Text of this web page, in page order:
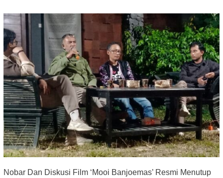
Nobar Dan Diskusi Film ‘Mooi Banjoemas’ Resmi Menutup